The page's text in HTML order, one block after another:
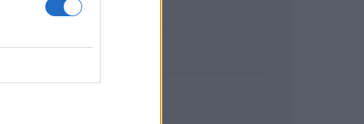
juillet 2025